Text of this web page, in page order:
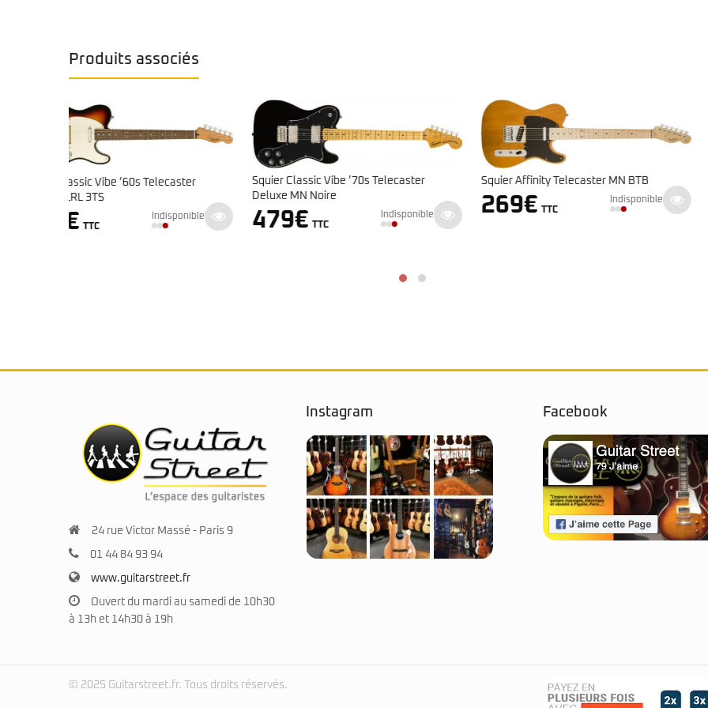
Produits associés
Squier Classic Vibe ’70s Telecaster
Deluxe MN Noire
479 TTC
Indisponible
Squier Affinity Telecaster MN BTB
269 TTC
Indisponible
Squier Affinity Stratocaster LRL
Sunburst
249
24 rue Victor Massé - Paris 9
01 44 84 93 94
www.guitarstreet.fr
Ouvert du mardi au samedi de 10h30
à 13h et 14h30 à 19h
Instagram Facebook
© 2025 Guitarstreet.fr. Tous droits réservés.